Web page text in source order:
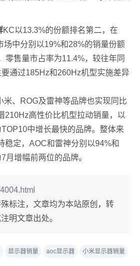
KC以13.3%的份额排名第二，在
场中分别以19%和28%的销量份额
零售量市占率为11.4%，较往年同
通过185Hz和260Hz机型实施差异
米、ROG及雷神等品牌也实现同比
210Hz高性价比机型拉动销量，以
中增长最快的品牌。整体来
稳定，AOC和雷神分别以94%和
月增幅前两位的品牌。
标注，文章均为本站原创，转
明文章出处。
显示器销量 aoc显示器 小米显示器销量